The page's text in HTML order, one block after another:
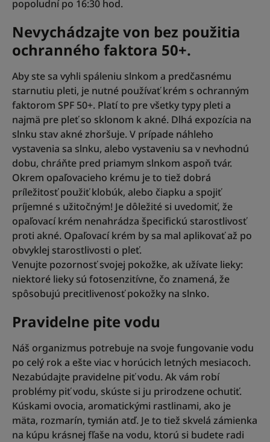
popoludní po 16:30 hod.
Nevychádzajte von bez použitia
ochranného faktora 50+.
Aby ste sa vyhli spáleniu slnkom a predčasnému
starnutiu pleti, je nutné používať krém s ochranným
faktorom SPF 50+. Platí to pre všetky typy pleti a
najmä pre pleť so sklonom k akné. Dlhá expozícia na
slnku stav akné zhoršuje. V prípade náhleho
vystavenia sa slnku, alebo vystaveniu sa v nevhodnú
dobu, chráňte pred priamym slnkom aspoň tvár.
Okrem opaľovacieho krému je to tiež dobrá
príležitosť použiť klobúk, alebo čiapku a spojiť
príjemné s užitočným! Je dôležité si uvedomiť, že
opaľovací krém nenahrádza špecifickú starostlivosť
proti akné. Opaľovací krém by sa mal aplikovať až po
obvyklej starostlivosti o pleť.
Venujte pozornosť svojej pokožke, ak užívate lieky:
niektoré lieky sú fotosenzitívne, čo znamená, že
spôsobujú precitlivenosť pokožky na slnko.
Pravidelne pite vodu
Náš organizmus potrebuje na svoje fungovanie vodu
po celý rok a ešte viac v horúcich letných mesiacoch.
Nezabúdajte pravidelne piť vodu. Ak vám robí
problémy piť vodu, skúste si ju prirodzene ochutiť.
Kúskami ovocia, aromatickými rastlinami, ako je
mäta, rozmarín, tymián atď. Je to tiež skvelá zámienka
na kúpu krásnej fľaše na vodu, ktorú si budete radi